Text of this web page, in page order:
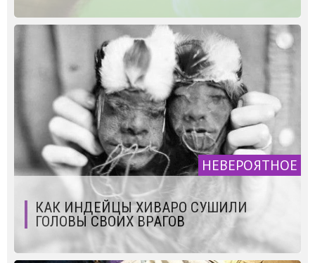
НЕВЕРОЯТНОЕ
КАК ИНДЕЙЦЫ ХИВАРО СУШИЛИ
ГОЛОВЫ СВОИХ ВРАГОВ